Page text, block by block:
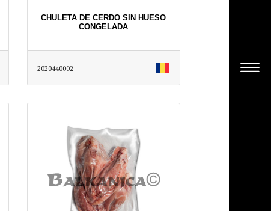
CHULETA DE CERDO SIN HUESO
CONGELADA
2020440002